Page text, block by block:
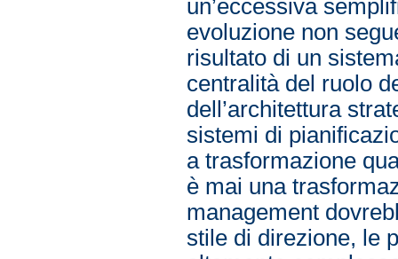
un’eccessiva
evoluzione non
risultato di un
centralità del ruolo
dell’architettura
sistemi di
a trasformazione
è mai una
management
stile di direzione, le